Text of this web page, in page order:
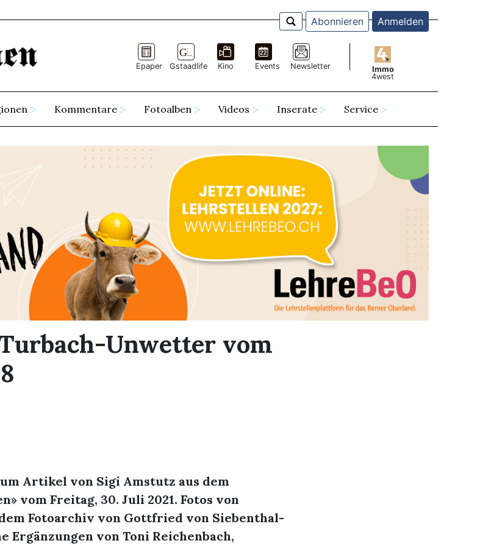
Abonnieren Anmelden
Epaper Gstaadlife Kino Events Newsletter
Immo
4west
Kommentare Fotoalben Videos Inserate Service
Unwetter vom
Artikel von Sigi Amstutz aus dem
vom Freitag, 30. Juli 2021. Fotos von
dem Fotoarchiv von Gottfried von Siebenthal-
Ergänzungen von Toni Reichenbach,